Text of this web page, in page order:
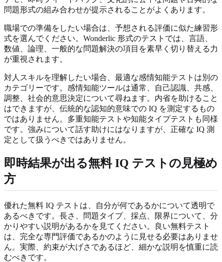
問題形式の組み合わせが提示されることがよくあります。
職場での準備をしたい場合は、予想される評価に似た練習形
式を選んでください。Wonderlic 形式のテストでは、言語、
数値、論理、一般的な問題解決の項目を素早く切り替える力
が重視されます。
対人スキルを理解したい場合、最適な感情知能テストは別の
カテゴリーです。感情知能ツールは通常、自己認識、共感、
調整、社会的意思決定について尋ねます。内省を助けること
はできますが、伝統的な認知的意味での IQ を測定するもの
ではありません。多重知能テストや知能タイプテストも同様
です。強みについて話す助けにはなりますが、正確な IQ 測
定として扱うべきではありません。
即時結果が出る無料 IQ テストの見極め
方
優れた無料 IQ テストは、自分が何であるかについて透明で
あるべきです。長さ、問題タイプ、採点、限界について、分
かりやすい説明があるかを見てください。良い無料テスト
は、完全な専門評価であるかのように見せる必要はありませ
ん。実際、約束が大げさであるほど、細かな説明を慎重に読
むべきです。